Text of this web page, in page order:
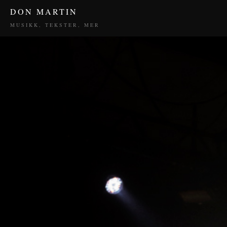
DON MARTIN
MUSIKK, TEKSTER, MER